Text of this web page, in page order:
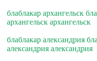
блаблакар архангельск
архангельск архангельск
блаблакар александрия
александрия александрия